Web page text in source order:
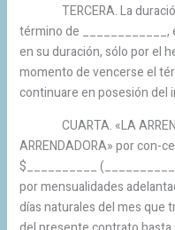
TERCERA. La
término de ____________,
en su duración, sólo por el
momento de vencerse el
continuare en posesión del
CUARTA. «LA
ARRENDADORA» por con-
$__________
por mensualidades
días naturales del mes que